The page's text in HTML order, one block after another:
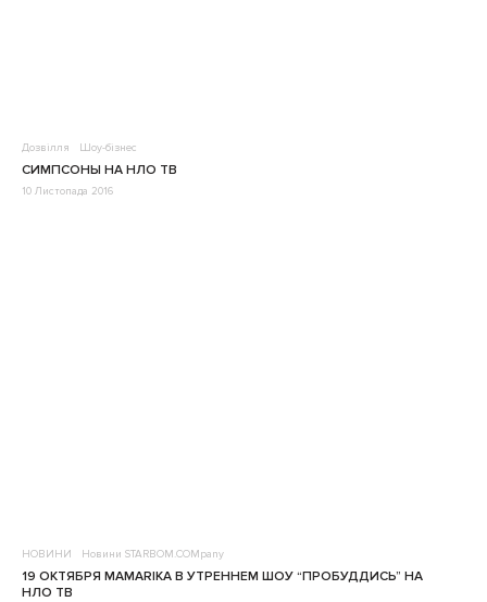
Дозвілля Шоу-бізнес
СИМПСОНЫ НА НЛО ТВ
10 Листопада 2016
НОВИНИ Новини STARBOM.COMpany
19 ОКТЯБРЯ MAMARIKA В УТРЕННЕМ ШОУ “ПРОБУДДИСЬ” НА
НЛО ТВ